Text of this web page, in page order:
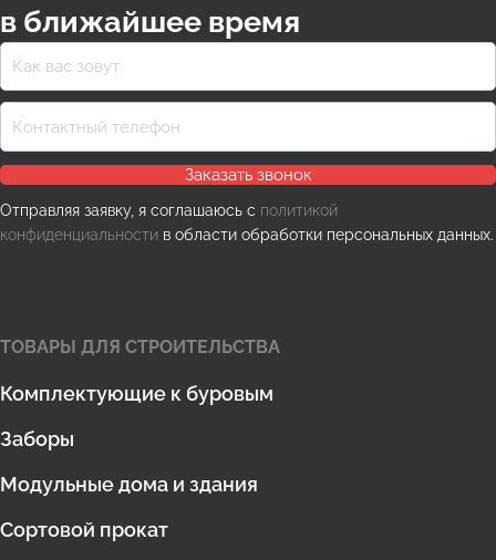
в ближайшее время
Заказать звонок
Отправляя заявку, я соглашаюсь с политикой
конфиденциальности в области обработки персональных данных.
ТОВАРЫ ДЛЯ СТРОИТЕЛЬСТВА
Комплектующие к буровым
Заборы
Модульные дома и здания
Сортовой прокат